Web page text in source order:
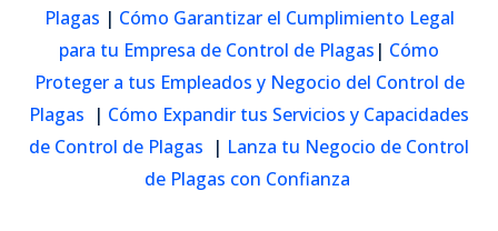
Plagas | Cómo Garantizar el Cumplimiento Legal
para tu Empresa de Control de Plagas | Cómo
Proteger a tus Empleados y Negocio del Control de
Plagas | Cómo Expandir tus Servicios y Capacidades
de Control de Plagas | Lanza tu Negocio de Control
de Plagas con Confianza